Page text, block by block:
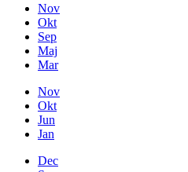
Nov
Okt
Sep
Maj
Mar
Nov
Okt
Jun
Jan
Dec